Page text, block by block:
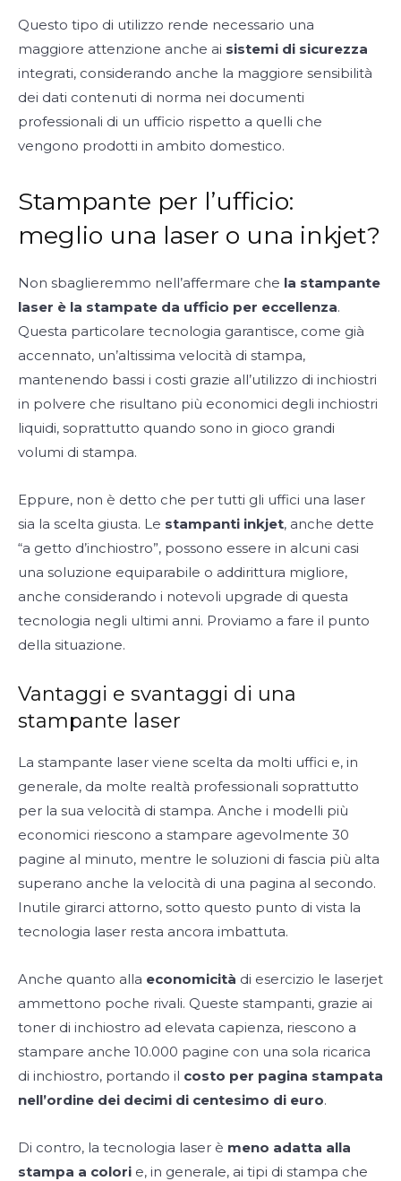
Questo tipo di utilizzo rende necessario una
maggiore attenzione anche ai sistemi di sicurezza
integrati, considerando anche la maggiore sensibilità
dei dati contenuti di norma nei documenti
professionali di un ufficio rispetto a quelli che
vengono prodotti in ambito domestico.
Stampante per l’ufficio:
meglio una laser o una inkjet?
Non sbaglieremmo nell’affermare che la stampante
laser è la stampate da ufficio per eccellenza.
Questa particolare tecnologia garantisce, come già
accennato, un’altissima velocità di stampa,
mantenendo bassi i costi grazie all’utilizzo di inchiostri
in polvere che risultano più economici degli inchiostri
liquidi, soprattutto quando sono in gioco grandi
volumi di stampa.
Eppure, non è detto che per tutti gli uffici una laser
sia la scelta giusta. Le stampanti inkjet, anche dette
“a getto d’inchiostro”, possono essere in alcuni casi
una soluzione equiparabile o addirittura migliore,
anche considerando i notevoli upgrade di questa
tecnologia negli ultimi anni. Proviamo a fare il punto
della situazione.
Vantaggi e svantaggi di una
stampante laser
La stampante laser viene scelta da molti uffici e, in
generale, da molte realtà professionali soprattutto
per la sua velocità di stampa. Anche i modelli più
economici riescono a stampare agevolmente 30
pagine al minuto, mentre le soluzioni di fascia più alta
superano anche la velocità di una pagina al secondo.
Inutile girarci attorno, sotto questo punto di vista la
tecnologia laser resta ancora imbattuta.
Anche quanto alla economicità di esercizio le laserjet
ammettono poche rivali. Queste stampanti, grazie ai
toner di inchiostro ad elevata capienza, riescono a
stampare anche 10.000 pagine con una sola ricarica
di inchiostro, portando il costo per pagina stampata
nell’ordine dei decimi di centesimo di euro.
Di contro, la tecnologia laser è meno adatta alla
stampa a colori e, in generale, ai tipi di stampa che